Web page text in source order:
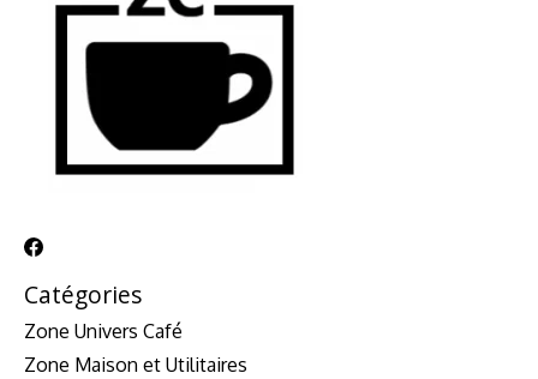
Catégories
Zone Univers Café
Zone Maison et Utilitaires